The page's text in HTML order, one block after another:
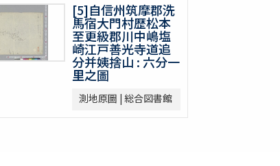
[5]自信州筑摩郡洗
馬宿大門村歴松本
至更級郡川中嶋塩
崎江戸善光寺道追
分并姨捨山 : 六分一
里之圖
測地原圖 | 総合図書館